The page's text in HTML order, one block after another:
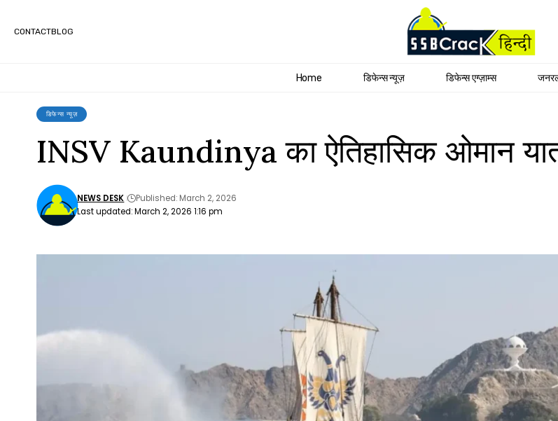
CONTACTBLOG
Home डिफेन्स न्यूज़ डिफेन्स एग्ज़ाम्स
डिफेन्स न्यूज़
INSV Kaundinya का ऐतिहासिक ओमान
Last updated: March 2, 2026 1:16 pm
NEWS DESK Published: March 2, 2026